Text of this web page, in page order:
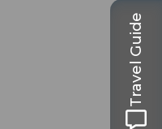
Travel Guide